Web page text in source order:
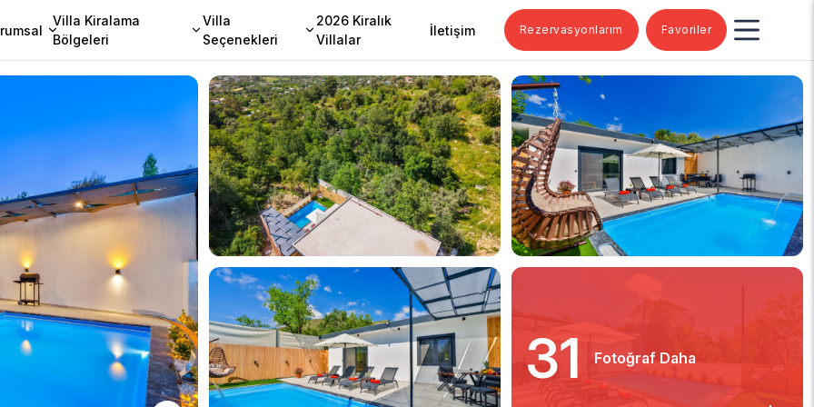
Villa Kiralama
Bölgeleri
Villa
Seçenekleri
2026 Kiralık
Villalar
İletişim Rezervasyonlarım Favoriler
31 Fotoğraf Daha